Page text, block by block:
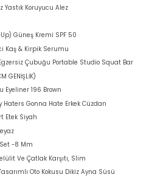
Yastık Koruyucu Alez
Güneş Kremi SPF 50
Kaş & Kirpik Serumu
Çubuğu Portable Studio Squat Bar
GENİŞLİK)
Eyeliner 196 Brown
Gonna Hate Erkek Cüzdan
Etek Siyah
Set -8 Mm
Ve Çatlak Karşıtı, Slim
Oto Kokusu Dikiz Ayna Süsü